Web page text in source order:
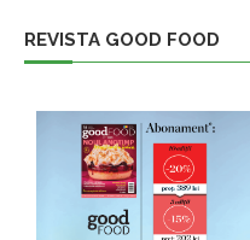
REVISTA GOOD FOOD